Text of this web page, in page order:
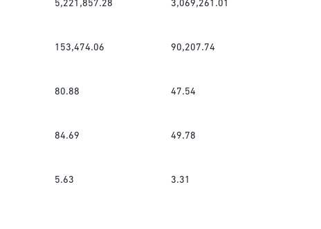
5,221,857.28 3,069,261.01
153,474.06 90,207.74
80.88 47.54
84.69 49.78
5.63 3.31